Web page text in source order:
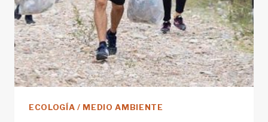
ECOLOGÍA / MEDIO AMBIENTE